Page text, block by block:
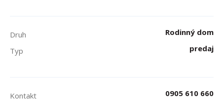
Druh
Rodinný dom
Typ
predaj
Kontakt
0905 610 660